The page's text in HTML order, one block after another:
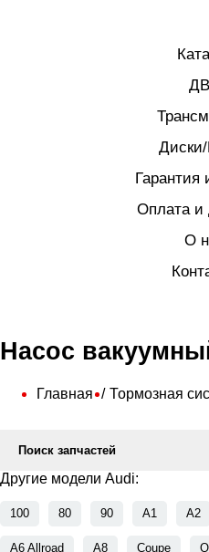
Гарантия
Оплата и
О
Насос
Главная Тормозная
Поиск запчастей
Другие модели Audi:
100 80 90 A1 A2
A6 Allroad A8 Coupe